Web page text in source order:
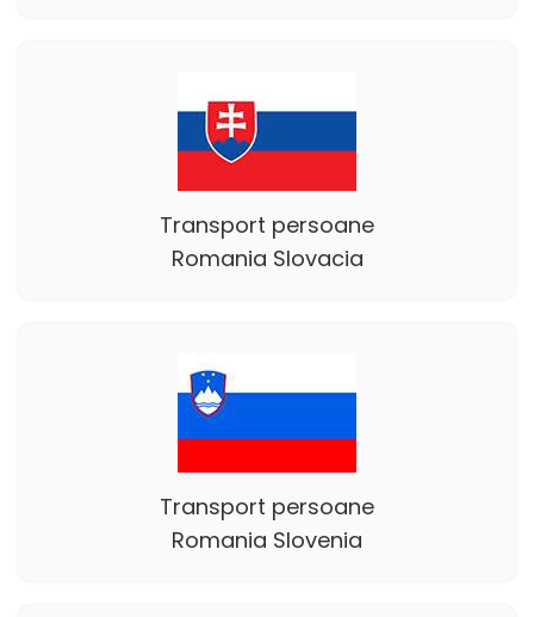
Transport persoane
Romania Slovacia
Transport persoane
Romania Slovenia